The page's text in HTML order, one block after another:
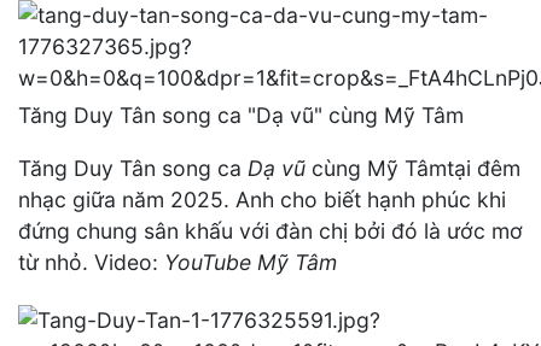
Tăng Duy Tân song ca "Dạ vũ" cùng Mỹ Tâm
Tăng Duy Tân song ca Dạ vũ cùng Mỹ Tâmtại đêm
nhạc giữa năm 2025. Anh cho biết hạnh phúc khi
đứng chung sân khấu với đàn chị bởi đó là ước mơ
từ nhỏ. Video: YouTube Mỹ Tâm